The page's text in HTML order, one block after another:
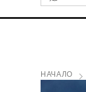
НАЧАЛО